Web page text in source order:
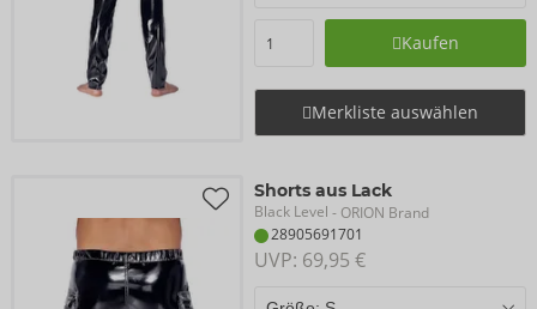
Kaufen
Merkliste auswählen
Shorts aus Lack
Black Level - ORION Brand
28905691701
UVP: 69,95 €